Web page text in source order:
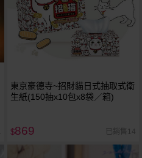
東京豪德寺~招財貓日式抽取式衛
生紙(150抽x10包x8袋／箱)
$869 已銷售14